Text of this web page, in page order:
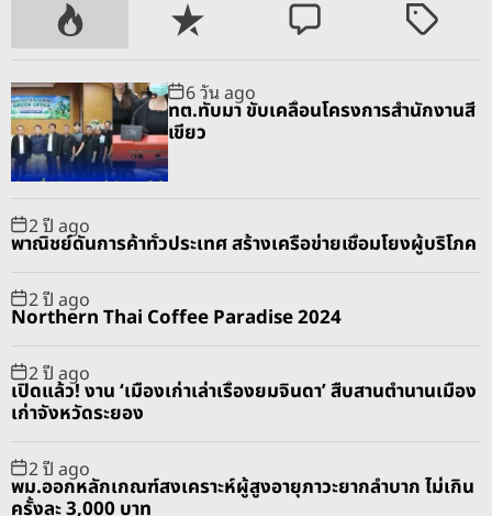
P
o
p
u
l
a
r
R
e
c
e
n
C
o
m
m
e
T
g
g
e
6 วัน ago
ทต.ทับมา ขับเคลื่อนโครงการสำนักงานสี
เขียว
2 ปี ago
พาณิชย์ดันการค้าทั่วประเทศ สร้างเครือข่ายเชื่อมโยงผู้บริโภค
2 ปี ago
Northern Thai Coffee Paradise 2024
2 ปี ago
เปิดแล้ว! งาน ‘เมืองเก่าเล่าเรื่องยมจินดา’ สืบสานตำนานเมือง
เก่าจังหวัดระยอง
2 ปี ago
พม.ออกหลักเกณฑ์สงเคราะห์ผู้สูงอายุภาวะยากลำบาก ไม่เกิน
ครั้งละ 3,000 บาท